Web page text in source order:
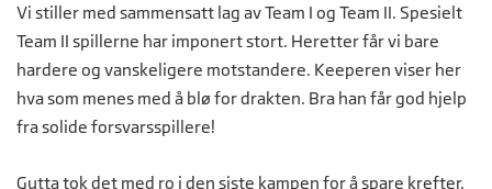
Vi stiller med sammensatt lag av Team I og Team II. Spesielt
Team II spillerne har imponert stort. Heretter får vi bare
hardere og vanskeligere motstandere. Keeperen viser her
hva som menes med å blø for drakten. Bra han får god hjelp
fra solide forsvarsspillere!
Gutta tok det med ro i den siste kampen for å spare krefter.